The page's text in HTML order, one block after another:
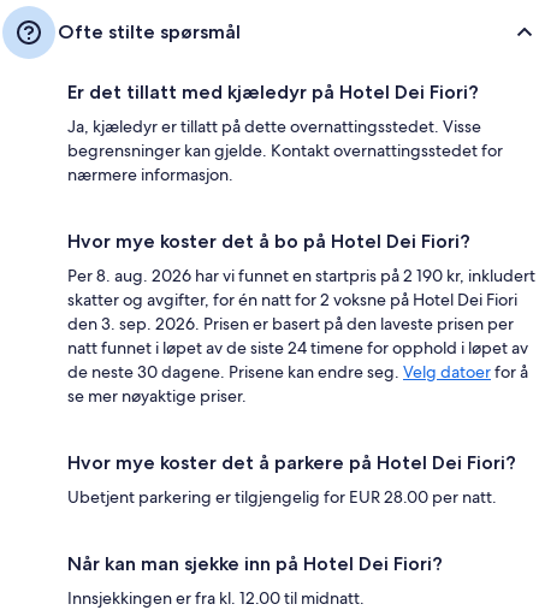
Ofte stilte spørsmål
Er det tillatt med kjæledyr på Hotel Dei Fiori?
Ja, kjæledyr er tillatt på dette overnattingsstedet. Visse
begrensninger kan gjelde. Kontakt overnattingsstedet for
nærmere informasjon.
Hvor mye koster det å bo på Hotel Dei Fiori?
Per 8. aug. 2026 har vi funnet en startpris på 2 190 kr, inkludert
skatter og avgifter, for én natt for 2 voksne på Hotel Dei Fiori
den 3. sep. 2026. Prisen er basert på den laveste prisen per
natt funnet i løpet av de siste 24 timene for opphold i løpet av
de neste 30 dagene. Prisene kan endre seg. Velg datoerfor å
se mer nøyaktige priser.
Hvor mye koster det å parkere på Hotel Dei Fiori?
Ubetjent parkering er tilgjengelig for EUR 28.00 per natt.
Når kan man sjekke inn på Hotel Dei Fiori?
Innsjekkingen er fra kl. 12.00 til midnatt.